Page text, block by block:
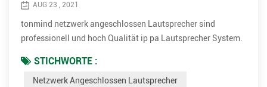
AUG 23 , 2021
tonmind netzwerk angeschlossen Lautsprecher sind
professionell und hoch Qualität ip pa Lautsprecher System.
spielen Hintergrund Musik, Ansagen, Sicherheit oder Feuer
Alarm Verbindung . die verschiedenen Modelle können
STICHWORTE :
Netzwerk Angeschlossen Lautsprecher